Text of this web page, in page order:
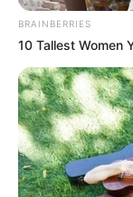
BRAINBERRIES
10 Tallest Women